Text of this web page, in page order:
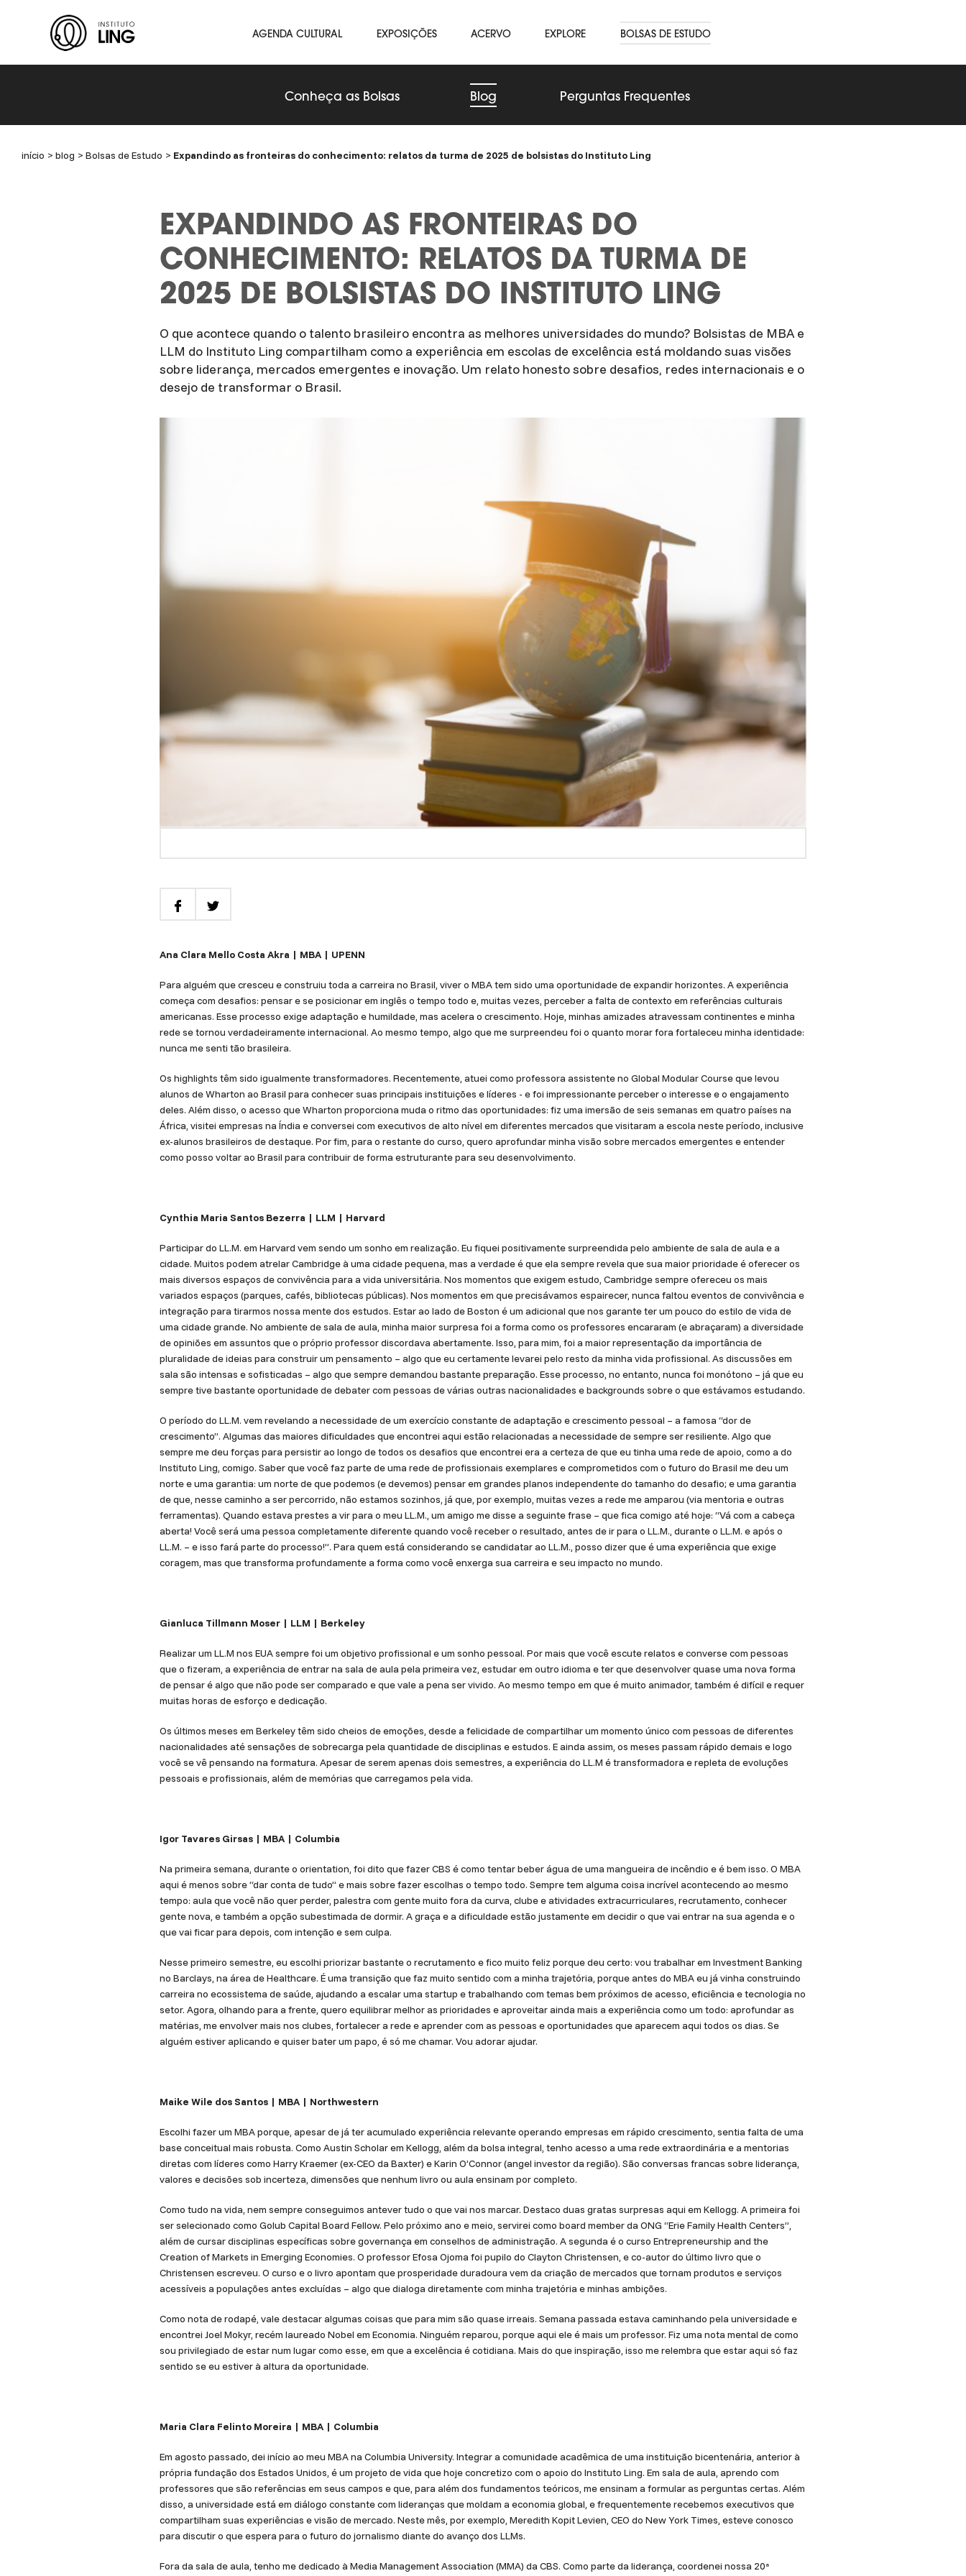
Instituto
Ling
AGENDA CULTURAL EXPOSIÇÕES ACERVO EXPLORE BOLSAS DE ESTUDO
Conheça as Bolsas Blog Perguntas Frequentes
início blog Bolsas de Estudo Expandindo as fronteiras do conhecimento: relatos da turma de 2025 de bolsistas do Instituto Ling
EXPANDINDO AS FRONTEIRAS DO
CONHECIMENTO: RELATOS DA TURMA DE
2025 DE BOLSISTAS DO INSTITUTO LING
O que acontece quando o talento brasileiro encontra as melhores universidades do mundo? Bolsistas de MBA e
LLM do Instituto Ling compartilham como a experiência em escolas de excelência está moldando suas visões
sobre liderança, mercados emergentes e inovação. Um relato honesto sobre desafios, redes internacionais e o
desejo de transformar o Brasil.
Ana Clara Mello Costa Akra | MBA | UPENN
Para alguém que cresceu e construiu toda a carreira no Brasil, viver o MBA tem sido uma oportunidade de expandir horizontes. A experiência
começa com desafios: pensar e se posicionar em inglês o tempo todo e, muitas vezes, perceber a falta de contexto em referências culturais
americanas. Esse processo exige adaptação e humildade, mas acelera o crescimento. Hoje, minhas amizades atravessam continentes e minha
rede se tornou verdadeiramente internacional. Ao mesmo tempo, algo que me surpreendeu foi o quanto morar fora fortaleceu minha identidade:
nunca me senti tão brasileira.
Os highlights têm sido igualmente transformadores. Recentemente, atuei como professora assistente no Global Modular Course que levou
alunos de Wharton ao Brasil para conhecer suas principais instituições e líderes - e foi impressionante perceber o interesse e o engajamento
deles. Além disso, o acesso que Wharton proporciona muda o ritmo das oportunidades: fiz uma imersão de seis semanas em quatro países na
África, visitei empresas na Índia e conversei com executivos de alto nível em diferentes mercados que visitaram a escola neste período, inclusive
ex-alunos brasileiros de destaque. Por fim, para o restante do curso, quero aprofundar minha visão sobre mercados emergentes e entender
como posso voltar ao Brasil para contribuir de forma estruturante para seu desenvolvimento.
Cynthia Maria Santos Bezerra | LLM | Harvard
Participar do LL.M. em Harvard vem sendo um sonho em realização. Eu fiquei positivamente surpreendida pelo ambiente de sala de aula e a
cidade. Muitos podem atrelar Cambridge à uma cidade pequena, mas a verdade é que ela sempre revela que sua maior prioridade é oferecer os
mais diversos espaços de convivência para a vida universitária. Nos momentos que exigem estudo, Cambridge sempre ofereceu os mais
variados espaços (parques, cafés, bibliotecas públicas). Nos momentos em que precisávamos espairecer, nunca faltou eventos de convivência e
integração para tirarmos nossa mente dos estudos. Estar ao lado de Boston é um adicional que nos garante ter um pouco do estilo de vida de
uma cidade grande. No ambiente de sala de aula, minha maior surpresa foi a forma como os professores encararam (e abraçaram) a diversidade
de opiniões em assuntos que o próprio professor discordava abertamente. Isso, para mim, foi a maior representação da importância de
pluralidade de ideias para construir um pensamento – algo que eu certamente levarei pelo resto da minha vida profissional. As discussões em
sala são intensas e sofisticadas – algo que sempre demandou bastante preparação. Esse processo, no entanto, nunca foi monótono – já que eu
sempre tive bastante oportunidade de debater com pessoas de várias outras nacionalidades e backgrounds sobre o que estávamos estudando.
O período do LL.M. vem revelando a necessidade de um exercício constante de adaptação e crescimento pessoal – a famosa “dor de
crescimento”. Algumas das maiores dificuldades que encontrei aqui estão relacionadas a necessidade de sempre ser resiliente. Algo que
sempre me deu forças para persistir ao longo de todos os desafios que encontrei era a certeza de que eu tinha uma rede de apoio, como a do
Instituto Ling, comigo. Saber que você faz parte de uma rede de profissionais exemplares e comprometidos com o futuro do Brasil me deu um
norte e uma garantia: um norte de que podemos (e devemos) pensar em grandes planos independente do tamanho do desafio; e uma garantia
de que, nesse caminho a ser percorrido, não estamos sozinhos, já que, por exemplo, muitas vezes a rede me amparou (via mentoria e outras
ferramentas). Quando estava prestes a vir para o meu LL.M., um amigo me disse a seguinte frase – que fica comigo até hoje: “Vá com a cabeça
aberta! Você será uma pessoa completamente diferente quando você receber o resultado, antes de ir para o LL.M., durante o LL.M. e após o
LL.M. – e isso fará parte do processo!”. Para quem está considerando se candidatar ao LL.M., posso dizer que é uma experiência que exige
coragem, mas que transforma profundamente a forma como você enxerga sua carreira e seu impacto no mundo.
Gianluca Tillmann Moser | LLM | Berkeley
Realizar um LL.M nos EUA sempre foi um objetivo profissional e um sonho pessoal. Por mais que você escute relatos e converse com pessoas
que o fizeram, a experiência de entrar na sala de aula pela primeira vez, estudar em outro idioma e ter que desenvolver quase uma nova forma
de pensar é algo que não pode ser comparado e que vale a pena ser vivido. Ao mesmo tempo em que é muito animador, também é difícil e requer
muitas horas de esforço e dedicação.
Os últimos meses em Berkeley têm sido cheios de emoções, desde a felicidade de compartilhar um momento único com pessoas de diferentes
nacionalidades até sensações de sobrecarga pela quantidade de disciplinas e estudos. E ainda assim, os meses passam rápido demais e logo
você se vê pensando na formatura. Apesar de serem apenas dois semestres, a experiência do LL.M é transformadora e repleta de evoluções
pessoais e profissionais, além de memórias que carregamos pela vida.
Igor Tavares Girsas | MBA | Columbia
Na primeira semana, durante o orientation, foi dito que fazer CBS é como tentar beber água de uma mangueira de incêndio e é bem isso. O MBA
aqui é menos sobre “dar conta de tudo” e mais sobre fazer escolhas o tempo todo. Sempre tem alguma coisa incrível acontecendo ao mesmo
tempo: aula que você não quer perder, palestra com gente muito fora da curva, clube e atividades extracurriculares, recrutamento, conhecer
gente nova, e também a opção subestimada de dormir. A graça e a dificuldade estão justamente em decidir o que vai entrar na sua agenda e o
que vai ficar para depois, com intenção e sem culpa.
Nesse primeiro semestre, eu escolhi priorizar bastante o recrutamento e fico muito feliz porque deu certo: vou trabalhar em Investment Banking
no Barclays, na área de Healthcare. É uma transição que faz muito sentido com a minha trajetória, porque antes do MBA eu já vinha construindo
carreira no ecossistema de saúde, ajudando a escalar uma startup e trabalhando com temas bem próximos de acesso, eficiência e tecnologia no
setor. Agora, olhando para a frente, quero equilibrar melhor as prioridades e aproveitar ainda mais a experiência como um todo: aprofundar as
matérias, me envolver mais nos clubes, fortalecer a rede e aprender com as pessoas e oportunidades que aparecem aqui todos os dias. Se
alguém estiver aplicando e quiser bater um papo, é só me chamar. Vou adorar ajudar.
Maike Wile dos Santos | MBA | Northwestern
Escolhi fazer um MBA porque, apesar de já ter acumulado experiência relevante operando empresas em rápido crescimento, sentia falta de uma
base conceitual mais robusta. Como Austin Scholar em Kellogg, além da bolsa integral, tenho acesso a uma rede extraordinária e a mentorias
diretas com líderes como Harry Kraemer (ex-CEO da Baxter) e Karin O’Connor (angel investor da região). São conversas francas sobre liderança,
valores e decisões sob incerteza, dimensões que nenhum livro ou aula ensinam por completo.
Como tudo na vida, nem sempre conseguimos antever tudo o que vai nos marcar. Destaco duas gratas surpresas aqui em Kellogg. A primeira foi
ser selecionado como Golub Capital Board Fellow. Pelo próximo ano e meio, servirei como board member da ONG “Erie Family Health Centers”,
além de cursar disciplinas específicas sobre governança em conselhos de administração. A segunda é o curso Entrepreneurship and the
Creation of Markets in Emerging Economies. O professor Efosa Ojoma foi pupilo do Clayton Christensen, e co-autor do último livro que o
Christensen escreveu. O curso e o livro apontam que prosperidade duradoura vem da criação de mercados que tornam produtos e serviços
acessíveis a populações antes excluídas – algo que dialoga diretamente com minha trajetória e minhas ambições.
Como nota de rodapé, vale destacar algumas coisas que para mim são quase irreais. Semana passada estava caminhando pela universidade e
encontrei Joel Mokyr, recém laureado Nobel em Economia. Ninguém reparou, porque aqui ele é mais um professor. Fiz uma nota mental de como
sou privilegiado de estar num lugar como esse, em que a excelência é cotidiana. Mais do que inspiração, isso me relembra que estar aqui só faz
sentido se eu estiver à altura da oportunidade.
Maria Clara Felinto Moreira | MBA | Columbia
Em agosto passado, dei início ao meu MBA na Columbia University. Integrar a comunidade acadêmica de uma instituição bicentenária, anterior à
própria fundação dos Estados Unidos, é um projeto de vida que hoje concretizo com o apoio do Instituto Ling. Em sala de aula, aprendo com
professores que são referências em seus campos e que, para além dos fundamentos teóricos, me ensinam a formular as perguntas certas. Além
disso, a universidade está em diálogo constante com lideranças que moldam a economia global, e frequentemente recebemos executivos que
compartilham suas experiências e visão de mercado. Neste mês, por exemplo, Meredith Kopit Levien, CEO do New York Times, esteve conosco
para discutir o que espera para o futuro do jornalismo diante do avanço dos LLMs.
Fora da sala de aula, tenho me dedicado à Media Management Association (MMA) da CBS. Como parte da liderança, coordenei nossa 20ª